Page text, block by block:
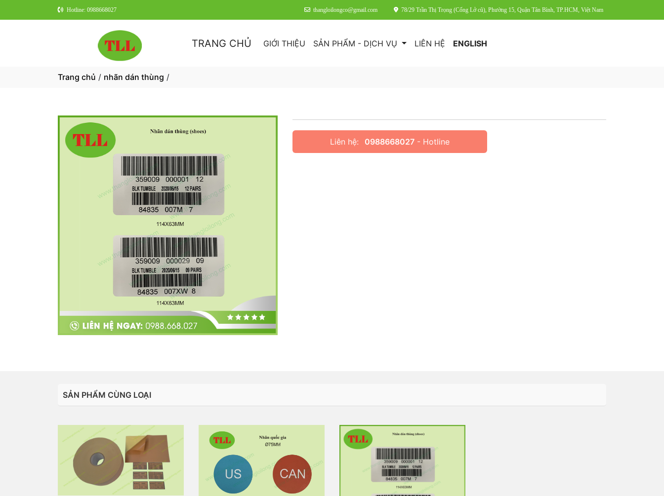
Hotline: 0988668027 thangloilongco@gmail.com 78/29 Trần Thị Trọng (Cống Lở cũ), Phường 15, Quận Tân Bình, TP.HCM, Việt Nam
TRANG CHỦ GIỚI THIỆU SẢN PHẨM - DỊCH VỤ LIÊN HỆ ENGLISH
Trang chủ / nhãn dán thùng /
Liên hệ: 0988668027- Hotline
SẢN PHẨM CÙNG LOẠI